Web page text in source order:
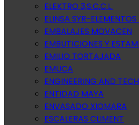
ELEKTRO 3,S.C.C.L.
ELINSA SYR-
EMBALAJES MOVACEN
EMBUTICIONES Y
EMILIO TORTAJADA
EMUCA
ENGINEERING AND
ENTIDAD MAYA
ENVASADO XIOMARA
ESCALERAS CLIMENT